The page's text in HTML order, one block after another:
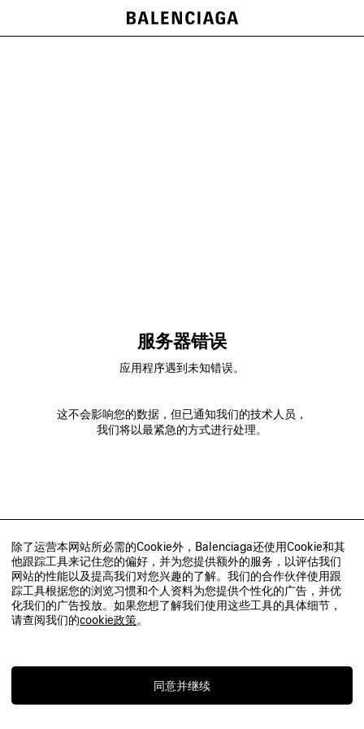
除了运营本网站所必需的Cookie外，Balenciaga还使用Cookie和其
他跟踪工具来记住您的偏好，并为您提供额外的服务，以评估我们
网站的性能以及提高我们对您兴趣的了解。我们的合作伙伴使用跟
踪工具根据您的浏览习惯和个人资料为您提供个性化的广告，并优
化我们的广告投放。如果您想了解我们使用这些工具的具体细节，
请查阅我们的cookie政策。
同意并继续
服务器错误
应用程序遇到未知错误。
这不会影响您的数据，但已通知我们的技术人员，
我们将以最紧急的方式进行处理。